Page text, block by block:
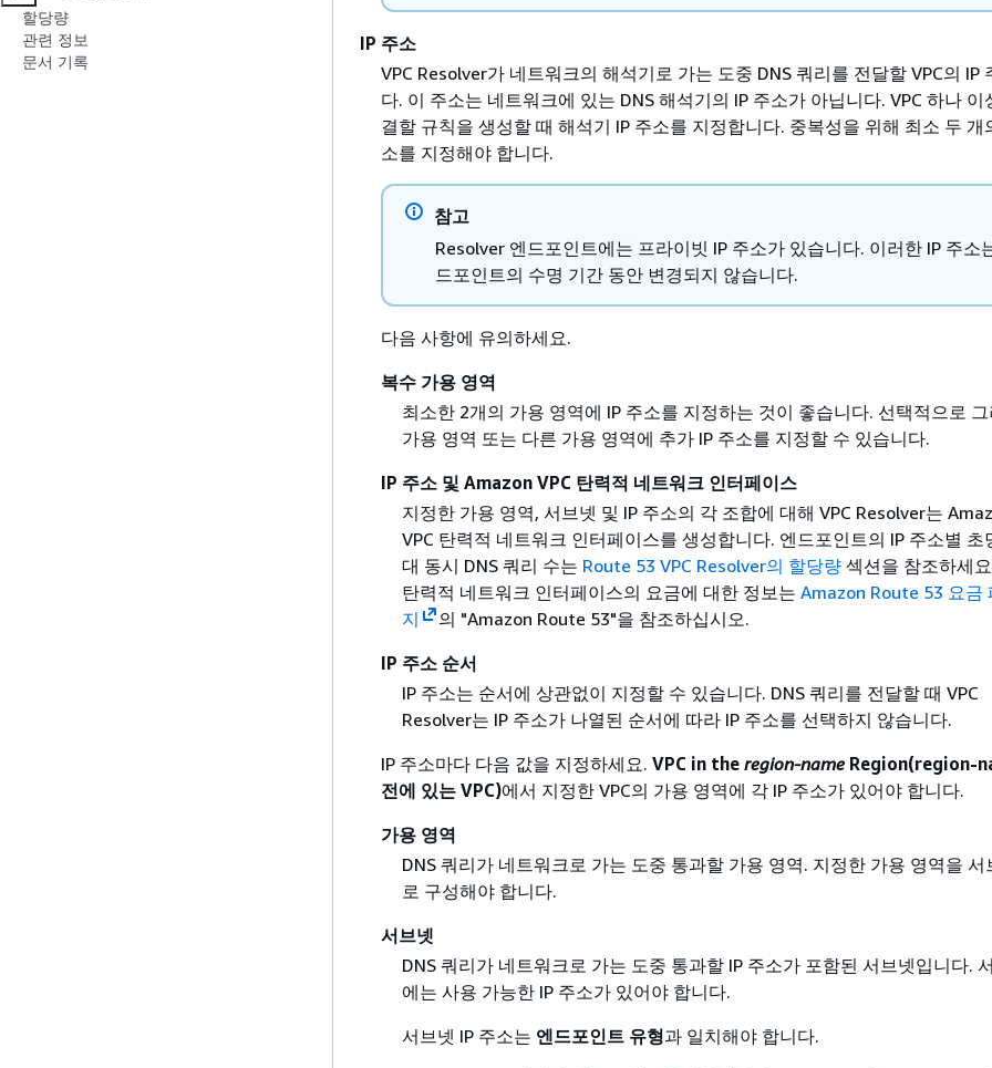
할당량
관련 정보
문서 기록
IP 주소
VPC Resolver가 네트워크의 해석기로 가는 도중 DNS 쿼리를 전달할 VPC의 IP
다. 이 주소는 네트워크에 있는 DNS 해석기의 IP 주소가 아닙니다. VPC 하나 이
결할 규칙을 생성할 때 해석기 IP 주소를 지정합니다. 중복성을 위해 최소 두 개
소를 지정해야 합니다.
참고
Resolver 엔드포인트에는 프라이빗 IP 주소가 있습니다. 이러한 IP 주소
드포인트의 수명 기간 동안 변경되지 않습니다.
다음 사항에 유의하세요.
복수 가용 영역
최소한 2개의 가용 영역에 IP 주소를 지정하는 것이 좋습니다. 선택적으로
가용 영역 또는 다른 가용 영역에 추가 IP 주소를 지정할 수 있습니다.
IP 주소 및 Amazon VPC 탄력적 네트워크 인터페이스
지정한 가용 영역, 서브넷 및 IP 주소의 각 조합에 대해 VPC Resolver는
VPC 탄력적 네트워크 인터페이스를 생성합니다. 엔드포인트의 IP 주소별 초
대 동시 DNS 쿼리 수는 Route 53 VPC Resolver의 할당량섹션을 참조하세
탄력적 네트워크 인터페이스의 요금에 대한 정보는 Amazon Route 53 요금
지
의 "Amazon Route 53"을 참조하십시오.
IP 주소 순서
IP 주소는 순서에 상관없이 지정할 수 있습니다. DNS 쿼리를 전달할 때 VPC
Resolver는 IP 주소가 나열된 순서에 따라 IP 주소를 선택하지 않습니다.
IP 주소마다 다음 값을 지정하세요. VPC in the region-nameRegion(region-
전에 있는 VPC)에서 지정한 VPC의 가용 영역에 각 IP 주소가 있어야 합니다.
가용 영역
DNS 쿼리가 네트워크로 가는 도중 통과할 가용 영역. 지정한 가용 영역을 서
로 구성해야 합니다.
서브넷
DNS 쿼리가 네트워크로 가는 도중 통과할 IP 주소가 포함된 서브넷입니다.
에는 사용 가능한 IP 주소가 있어야 합니다.
서브넷 IP 주소는 엔드포인트 유형과 일치해야 합니다.